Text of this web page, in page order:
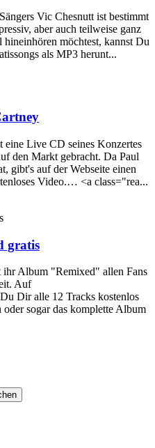
Vic Chesnutt ist bestimmt
aber auch teilweise ganz
möchtest, kannst Du
als MP3 herunt...
Live CD seines Konzertes
den Markt gebracht. Da Paul
gibt's auf der Webseite einen
Video.… <a class="rea...
gratis
Album "Remixed" allen Fans
Auf
Dir alle 12 Tracks kostenlos
sogar das komplette Album